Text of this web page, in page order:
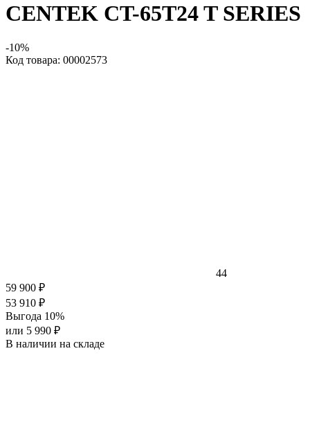
CENTEK CT-65T24 T SERIES
-10%
Код товара: 00002573
44
59 900 ₽
53 910 ₽
Выгода 10%
или 5 990 ₽
В наличии на складе